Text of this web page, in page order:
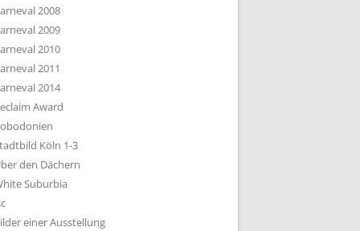
2008
2009
2010
2011
2014
Award
Köln 1-3
den Dächern
Suburbia
einer Ausstellung